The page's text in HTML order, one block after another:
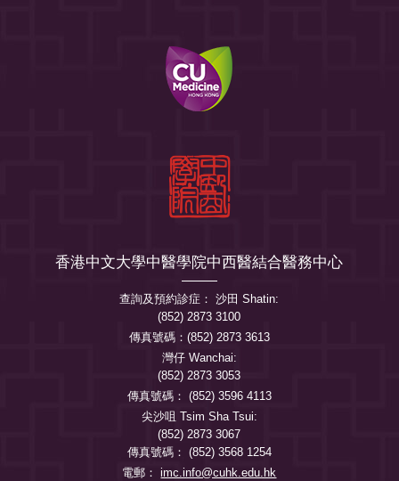
香港中文大學中醫學院中西醫結合醫務中心
查詢及預約診症： 沙田 Shatin:
(852) 2873 3100
傳真號碼：(852) 2873 3613
灣仔 Wanchai:
(852) 2873 3053
傳真號碼： (852) 3596 4113
尖沙咀 Tsim Sha Tsui:
(852) 2873 3067
傳真號碼： (852) 3568 1254
電郵：imc.info@cuhk.edu.hk